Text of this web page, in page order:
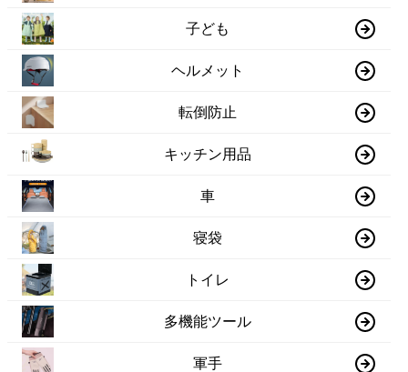
子ども
ヘルメット
転倒防止
キッチン用品
車
寝袋
トイレ
多機能ツール
軍手